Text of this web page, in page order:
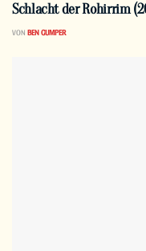
Schlacht der Rohirrim
VON BEN GUMPER